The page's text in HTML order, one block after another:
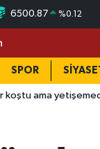
6500.87 %0.12
SPOR
yetişemedi